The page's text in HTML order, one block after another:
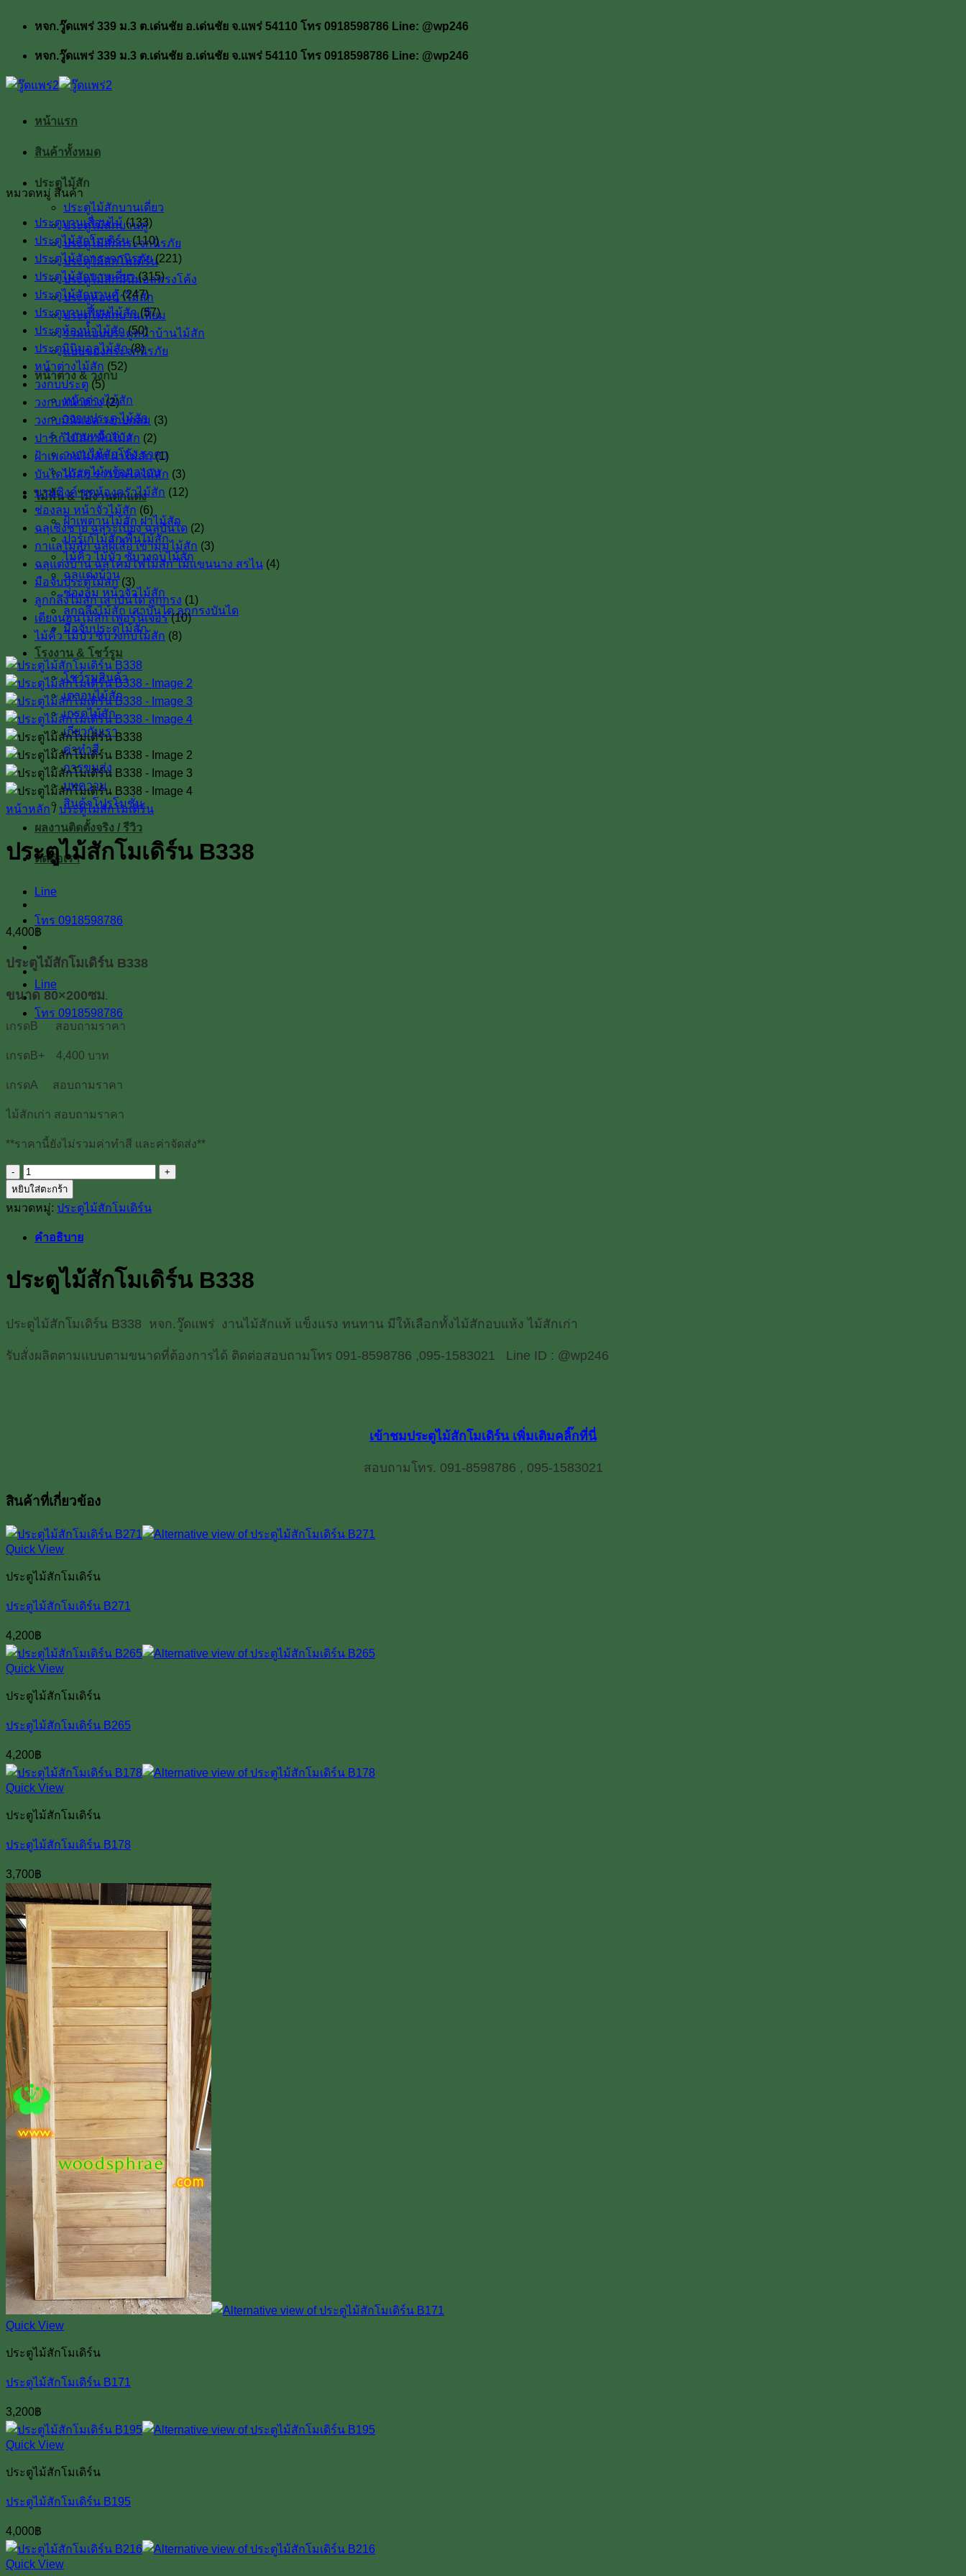
หจก.วู๊ดแพร่ 339 ม.3 ต.เด่นชัย อ.เด่นชัย จ.แพร่ 54110 โทร 0918598786 Line: @wp246
หจก.วู๊ดแพร่ 339 ม.3 ต.เด่นชัย อ.เด่นชัย จ.แพร่ 54110 โทร 0918598786 Line: @wp246
หน้าแรก
สินค้าทั้งหมด
ประตูไม้สัก
ประตูไม้สักบานเดี่ยว
ประตูไม้สักบานคู่
ประตูไม้สักกระจกนิรภัย
ประตูไม้สักโมเดิร์น
ประตูไม้สักมินิมอลทรงโค้ง
ประตูห้องน้ำไม้สัก
ประตูไม้สักบานเฟี้ยม
รวมแบบประตูหน้าบ้านไม้สัก
แบบของกระจกนิรภัย
หน้าต่าง & วงกบ
หน้าต่างไม้สัก
วงกบประตู ไม้สัก
วงกบหน้าต่าง
วงกบไม้สักโค้ง ราคา
ประตูไม้พร้อมวงกบ
ไม้พื้น & ไม้งานตกแต่ง
ฝ้าเพดานไม้สัก ฝาไม้สัก
ปาร์เก้ไม้สัก พื้นไม้สัก
ไม้คิ้ว ไม้บัว ซับวงกบไม้สัก
ฉลุแต่งบ้าน
ช่องลม หน้าจั่วไม้สัก
ลูกกลึงไม้สัก เสาบันได ลูกกรงบันได
มือจับประตูไม้สัก
โรงงาน & โชว์รูม
โชว์รูมสินค้า
เตาอบไม้สัก
เกรดไม้สัก
เกี่ยวกับเรา
ค่าทำสี
การขนส่ง
บทความ
สินค้าโปรโมชั่น
ผลงานติดตั้งจริง / รีวิว
ติดต่อเรา
Line
โทร 0918598786
Line
โทร 0918598786
หมวดหมู่ สินค้า
ประตูบานเลื่อนไม้ (133)
ประตูไม้สักโมเดิร์น (110)
ประตูไม้สักกระจกนิรภัย (221)
ประตูไม้สักบานเดี่ยว (315)
ประตูไม้สักบานคู่ (247)
ประตูบานเฟี้ยมไม้สัก (57)
ประตูห้องน้ำไม้สัก (50)
ประตูมินิมอลไม้สัก (8)
หน้าต่างไม้สัก (52)
วงกบประตู (5)
วงกบหน้าต่าง (2)
วงกบมินิมอล วงกบกลม (3)
ปาร์เก้ไม้สัก พื้นไม้สัก (2)
ฝ้าเพดานไม้สัก ฝาไม้สัก (1)
บันไดไม้สัก ราวบันไดไม้สัก (3)
บานซิงค์ ชุดห้องครัวไม้สัก (12)
ช่องลม หน้าจั่วไม้สัก (6)
ฉลุเชิงชาย ฉลุระเบียง ฉลุบันได (2)
กาแลไม้สัก ฉลุผีเสื้อ เข้ามุมไม้สัก (3)
ฉลุแต่งบ้าน ฉลุโคมไฟไม้สัก ไม้เเขนนาง สรไน (4)
มือจับประตูไม้สัก (3)
ลูกกลึงไม้สัก เสาบันใด ลูกกรง (1)
เตียงนอนไม้สัก เฟอร์นิเจอร์ (10)
ไม้คิ้ว ไม้บัว ซับวงกบไม้สัก (8)
หน้าหลัก / ประตูไม้สักโมเดิร์น
ประตูไม้สักโมเดิร์น B338
4,400฿
ประตูไม้สักโมเดิร์น B338
ขนาด 80×200ซม.
เกรดB สอบถามราคา
เกรดB+ 4,400 บาท
เกรดA สอบถามราคา
ไม้สักเก่า สอบถามราคา
**ราคานี้ยังไม่รวมค่าทำสี และค่าจัดส่ง**
จำนวน
ประตู
ไม้
โม
B338
หยิบใส่ตะกร้า
หมวดหมู่: ประตูไม้สักโมเดิร์น
คำอธิบาย
ประตูไม้สักโมเดิร์น B338
ประตูไม้สักโมเดิร์น B338 หจก.วู๊ดแพร่ งานไม้สักแท้ แข็งแรง ทนทาน มีให้เลือกทั้งไม้สักอบแห้ง ไม้สักเก่า
รับสั่งผลิตตามแบบตามขนาดที่ต้องการได้ ติดต่อสอบถามโทร 091-8598786 ,095-1583021 Line ID : @wp246
เข้าชมประตูไม้สักโมเดิร์น เพิ่มเติมคลิ๊กที่นี่
สอบถามโทร. 091-8598786 , 095-1583021
สินค้าที่เกี่ยวข้อง
Quick View
ประตูไม้สักโมเดิร์น
ประตูไม้สักโมเดิร์น B271
4,200฿
Quick View
ประตูไม้สักโมเดิร์น
ประตูไม้สักโมเดิร์น B265
4,200฿
Quick View
ประตูไม้สักโมเดิร์น
ประตูไม้สักโมเดิร์น B178
3,700฿
Quick View
ประตูไม้สักโมเดิร์น
ประตูไม้สักโมเดิร์น B171
3,200฿
Quick View
ประตูไม้สักโมเดิร์น
ประตูไม้สักโมเดิร์น B195
4,000฿
Quick View